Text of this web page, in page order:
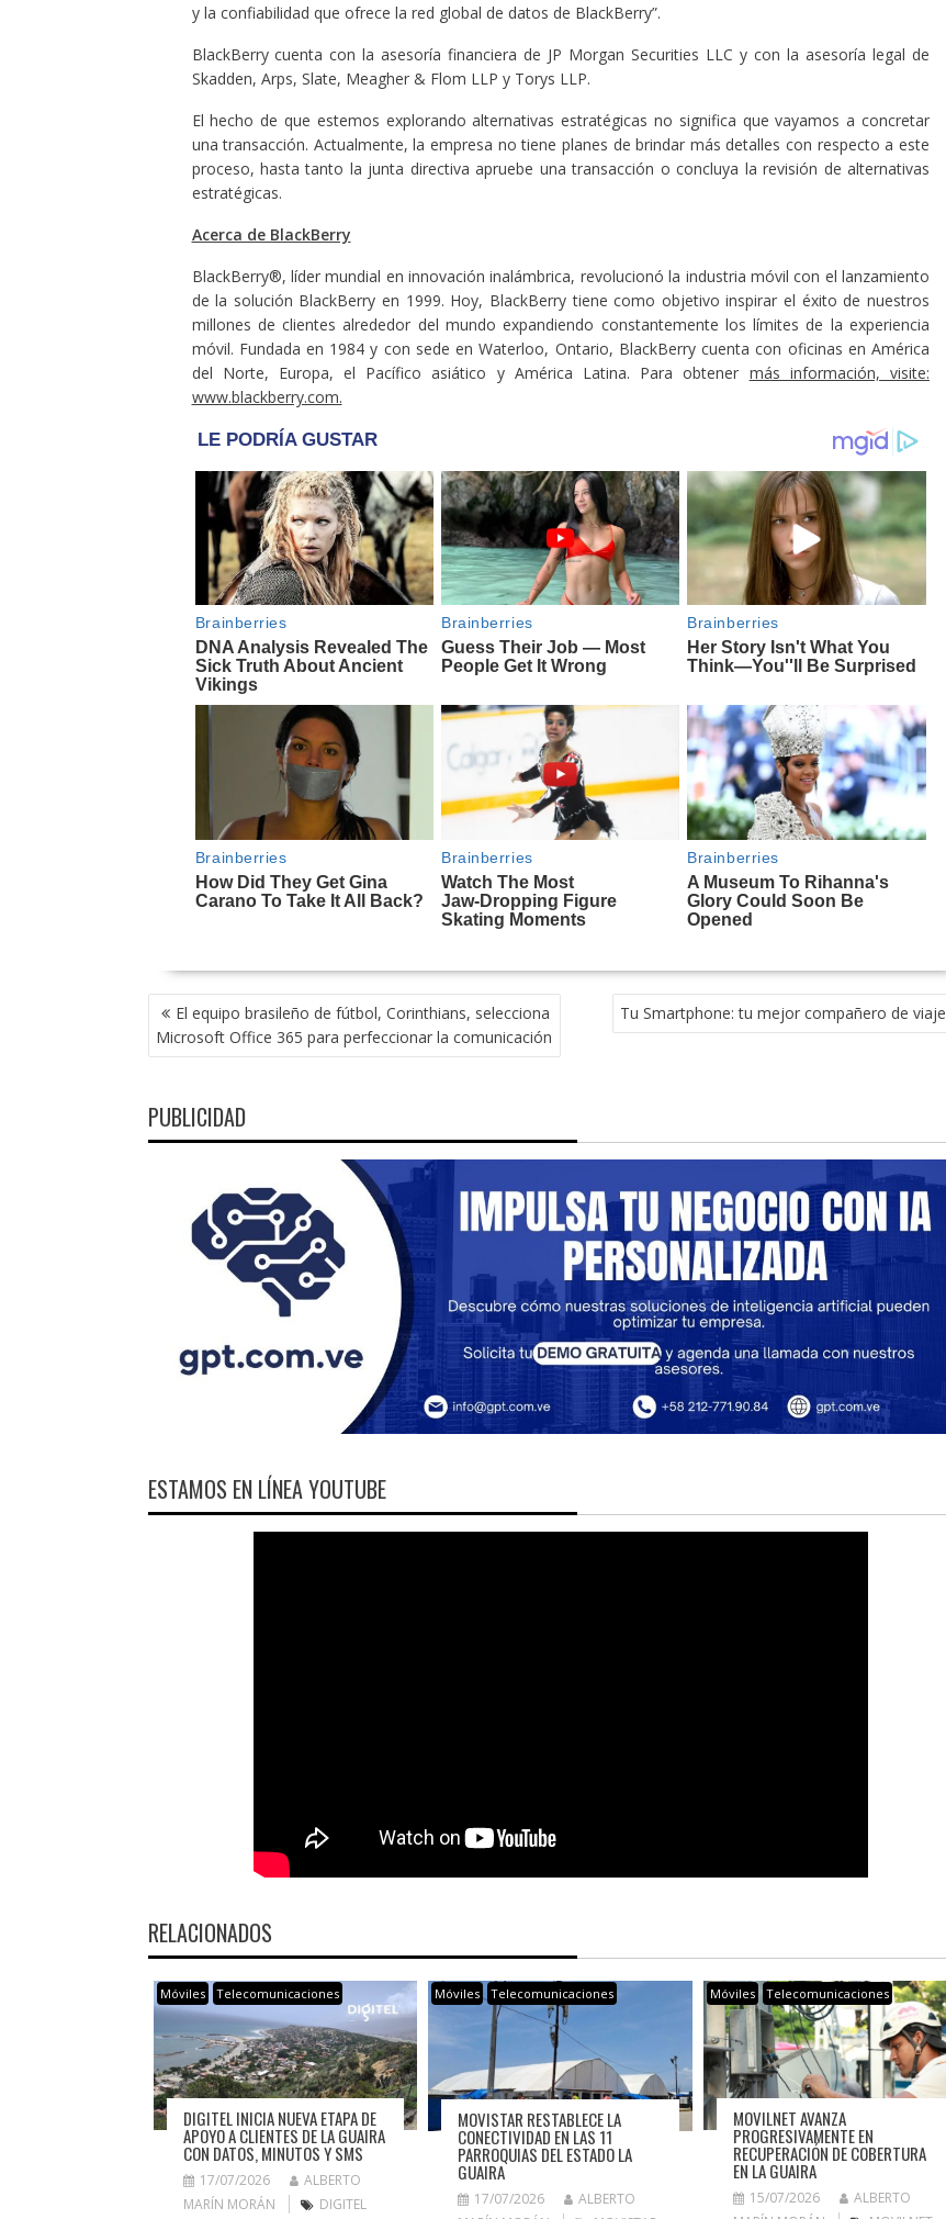
y la confiabilidad que ofrece la red global de datos de BlackBerry”.
BlackBerry cuenta con la asesoría financiera de JP Morgan Securities LLC y con la asesoría legal de
Skadden, Arps, Slate, Meagher & Flom LLP y Torys LLP.
El hecho de que estemos explorando alternativas estratégicas no significa que vayamos a concretar
una transacción. Actualmente, la empresa no tiene planes de brindar más detalles con respecto a este
proceso, hasta tanto la junta directiva apruebe una transacción o concluya la revisión de alternativas
estratégicas.
Acerca de BlackBerry
BlackBerry®, líder mundial en innovación inalámbrica, revolucionó la industria móvil con el lanzamiento
de la solución BlackBerry en 1999. Hoy, BlackBerry tiene como objetivo inspirar el éxito de nuestros
millones de clientes alrededor del mundo expandiendo constantemente los límites de la experiencia
móvil. Fundada en 1984 y con sede en Waterloo, Ontario, BlackBerry cuenta con oficinas en América
del Norte, Europa, el Pacífico asiático y América Latina. Para obtener más información, visite:
www.blackberry.com.
NAVEGACIÓN
DE
ENTRADAS
El equipo brasileño de fútbol, Corinthians, selecciona
Microsoft Office 365 para perfeccionar la comunicación
Tu Smartphone: tu mejor compañero de viaje
PUBLICIDAD
ESTAMOS EN LÍNEA YOUTUBE
RELACIONADOS
Móviles Telecomunicaciones
DIGITEL INICIA NUEVA ETAPA DE
APOYO A CLIENTES DE LA GUAIRA
CON DATOS, MINUTOS Y SMS
17/07/2026
ALBERTO
MARÍN MORÁN
DIGITEL
Móviles Telecomunicaciones
MOVISTAR RESTABLECE LA
CONECTIVIDAD EN LAS 11
PARROQUIAS DEL ESTADO LA
GUAIRA
17/07/2026
ALBERTO
Móviles Telecomunicaciones
MOVILNET AVANZA
PROGRESIVAMENTE EN
RECUPERACIÓN DE COBERTURA
EN LA GUAIRA
15/07/2026
ALBERTO